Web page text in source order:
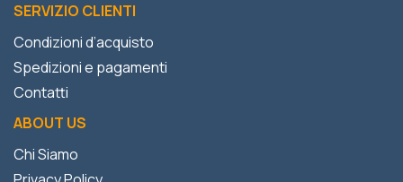
SERVIZIO CLIENTI
Condizioni d’acquisto
Spedizioni e pagamenti
Contatti
ABOUT US
Chi Siamo